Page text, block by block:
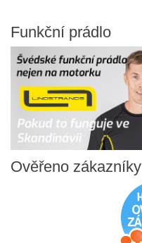
Funkční prádlo
Ověřeno zákazníky